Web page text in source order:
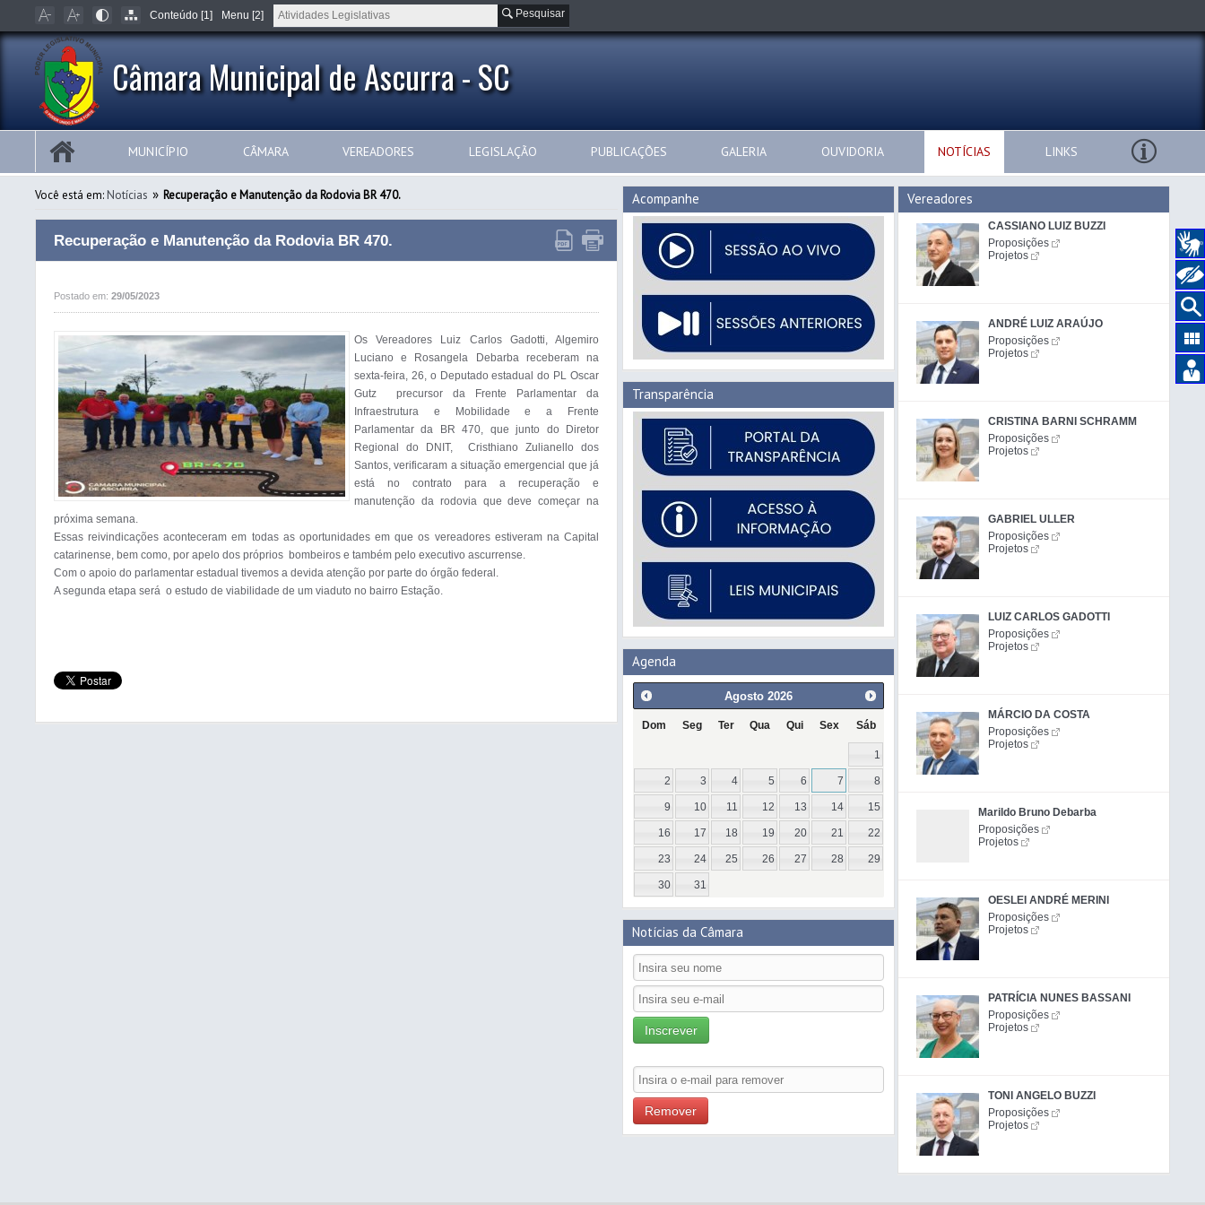
Conteúdo [1] Menu [2] Pesquisar
Câmara Municipal de Ascurra - SC
MUNICÍPIO CÂMARA VEREADORES LEGISLAÇÃO PUBLICAÇÕES GALERIA OUVIDORIA NOTÍCIAS LINKS
Você está em: Notícias » Recuperação e Manutenção da Rodovia BR 470.
Recuperação e Manutenção da Rodovia BR 470.
Postado em: 29/05/2023
Os Vereadores Luiz Carlos Gadotti, Algemiro
Luciano e Rosangela Debarba receberam na
sexta-feira, 26, o Deputado estadual do PL Oscar
Gutz  precursor da Frente Parlamentar da
Infraestrutura e Mobilidade e a Frente
Parlamentar da BR 470, que junto do Diretor
Regional do DNIT,  Cristhiano Zulianello dos
Santos, verificaram a situação emergencial que já
está no contrato para a recuperação e
manutenção da rodovia que deve começar na
próxima semana.
Essas reivindicações aconteceram em todas as oportunidades em que os vereadores estiveram na Capital
catarinense, bem como, por apelo dos próprios  bombeiros e também pelo executivo ascurrense.
Com o apoio do parlamentar estadual tivemos a devida atenção por parte do órgão federal.
A segunda etapa será  o estudo de viabilidade de um viaduto no bairro Estação.
Vereadores
CASSIANO LUIZ BUZZI
Proposições
Projetos
ANDRÉ LUIZ ARAÚJO
Proposições
Projetos
CRISTINA BARNI SCHRAMM
Proposições
Projetos
GABRIEL ULLER
Proposições
Projetos
LUIZ CARLOS GADOTTI
Proposições
Projetos
MÁRCIO DA COSTA
Proposições
Projetos
Marildo Bruno Debarba
Proposições
Projetos
OESLEI ANDRÉ MERINI
Proposições
Projetos
PATRÍCIA NUNES BASSANI
Proposições
Projetos
TONI ANGELO BUZZI
Proposições
Projetos
Acompanhe
Transparência
Agenda
Agosto 2026
Dom Seg Ter Qua Qui Sex Sáb
1
2 3 4 5 6 7 8
9 10 11 12 13 14 15
16 17 18 19 20 21 22
23 24 25 26 27 28 29
30 31
Notícias da Câmara
Inscrever
Remover